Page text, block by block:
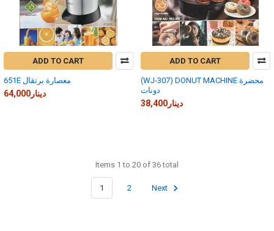
ADD TO CART
651E معصارة برتقال
64,000دينار
ADD TO CART
(WJ-307) DONUT MACHINE محضرة
دونات
38,400دينار
Items 1 to 20 of 36 total
1 2 Next